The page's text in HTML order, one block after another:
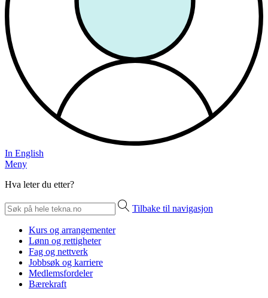
In English
Meny
Hva leter du etter?
Tilbake til navigasjon
Kurs og arrangementer
Lønn og rettigheter
Fag og nettverk
Jobbsøk og karriere
Medlemsfordeler
Bærekraft